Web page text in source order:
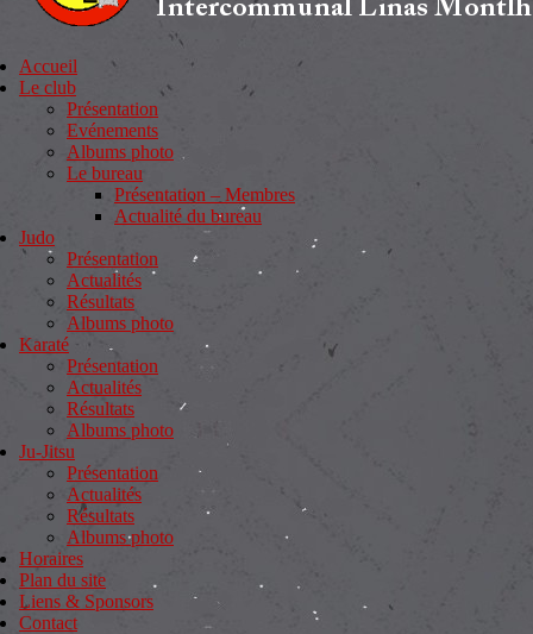
Accueil
Le club
Présentation
Evénements
Albums photo
Le bureau
Présentation – Membres
Actualité du bureau
Judo
Présentation
Actualités
Résultats
Albums photo
Karaté
Présentation
Actualités
Résultats
Albums photo
Ju-Jitsu
Présentation
Actualités
Résultats
Albums photo
Horaires
Plan du site
Liens & Sponsors
Contact